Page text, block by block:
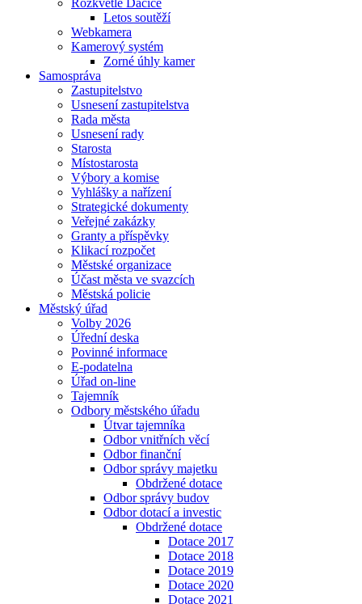
Rozkvetlé Dačice
Letos soutěží
Webkamera
Kamerový systém
Zorné úhly kamer
Samospráva
Zastupitelstvo
Usnesení zastupitelstva
Rada města
Usnesení rady
Starosta
Místostarosta
Výbory a komise
Vyhlášky a nařízení
Strategické dokumenty
Veřejné zakázky
Granty a příspěvky
Klikací rozpočet
Městské organizace
Účast města ve svazcích
Městská policie
Městský úřad
Volby 2026
Úřední deska
Povinné informace
E-podatelna
Úřad on-line
Tajemník
Odbory městského úřadu
Útvar tajemníka
Odbor vnitřních věcí
Odbor finanční
Odbor správy majetku
Obdržené dotace
Odbor správy budov
Odbor dotací a investic
Obdržené dotace
Dotace 2017
Dotace 2018
Dotace 2019
Dotace 2020
Dotace 2021